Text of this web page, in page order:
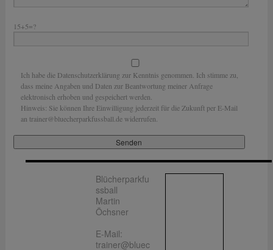
15+5=?
Ich habe die Datenschutzerklärung zur Kenntnis genommen. Ich stimme zu,
dass meine Angaben und Daten zur Beantwortung meiner Anfrage
elektronisch erhoben und gespeichert werden.
Hinweis: Sie können Ihre Einwilligung jederzeit für die Zukunft per E-Mail
an trainer@bluecherparkfussball.de widerrufen.
Blücherparkfu
ssball
Martin
Öchsner
E-Mail:
trainer@bluec